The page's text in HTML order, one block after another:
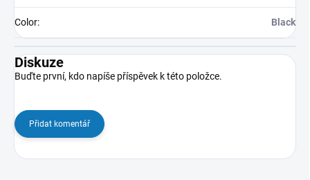
Color: Black
Diskuze
Buďte první, kdo napíše příspěvek k této položce.
Přidat komentář